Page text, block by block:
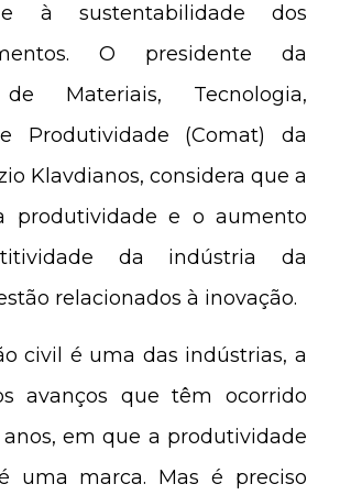
à sustentabilidade dos
O presidente da
Materiais, Tecnologia,
Produtividade (Comat) da
Klavdianos, considera que a
produtividade e o aumento
da indústria da
relacionados à inovação.
civil é uma das indústrias, a
avanços que têm ocorrido
em que a produtividade
uma marca. Mas é preciso